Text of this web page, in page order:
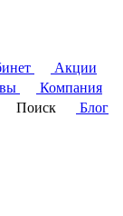
Акции
Компания
Поиск
Блог